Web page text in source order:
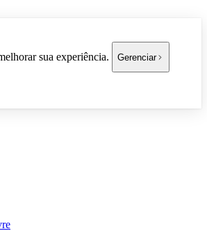
sua experiência. Gerenciar